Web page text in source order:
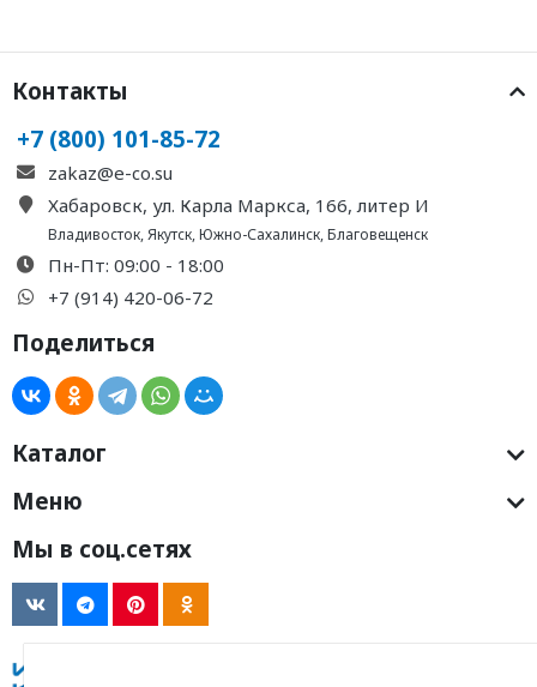
Контакты
+7 (800) 101-85-72
zakaz@e-co.su
Хабаровск, ул. Карла Маркса, 166, литер И
Владивосток,Якутск,Южно-Сахалинск,Благовещенск
Пн-Пт: 09:00 - 18:00
+7 (914) 420-06-72
Поделиться
Каталог
Меню
Мы в соц.сетях